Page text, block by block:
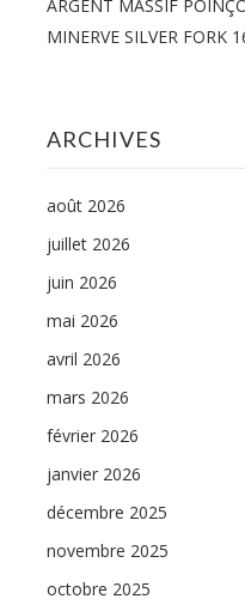
ARGENT MASSIF
MINERVE SILVER FORK
ARCHIVES
août 2026
juillet 2026
juin 2026
mai 2026
avril 2026
mars 2026
février 2026
janvier 2026
décembre 2025
novembre 2025
octobre 2025